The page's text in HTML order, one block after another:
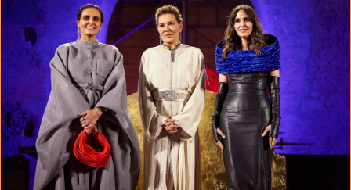
ب
ر
ي
د
ا
إ
ل
ك
ت
ر